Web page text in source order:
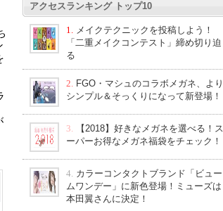
アクセスランキング トップ10
1.
メイクテクニックを投稿しよう！
「二重メイクコンテスト」締め切り迫
る
2. FGO・マシュのコラボメガネ、より
シンプル＆そっくりになって新登場！
3.
【2018】好きなメガネを選べる！ス
ーパーお得なメガネ福袋をチェック！
4. カラーコンタクトブランド「ビュー
ムワンデー」に新色登場！ミューズは
本田翼さんに決定！